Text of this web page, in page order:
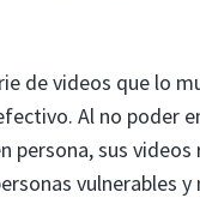
de videos que lo
Al no poder
persona, sus
vulnerables